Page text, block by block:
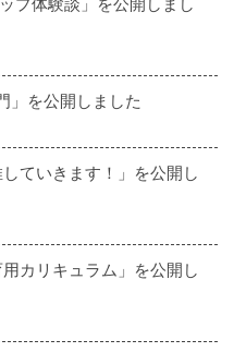
」を公開しました
ていきます！」を公開し
カリキュラム」を公開し